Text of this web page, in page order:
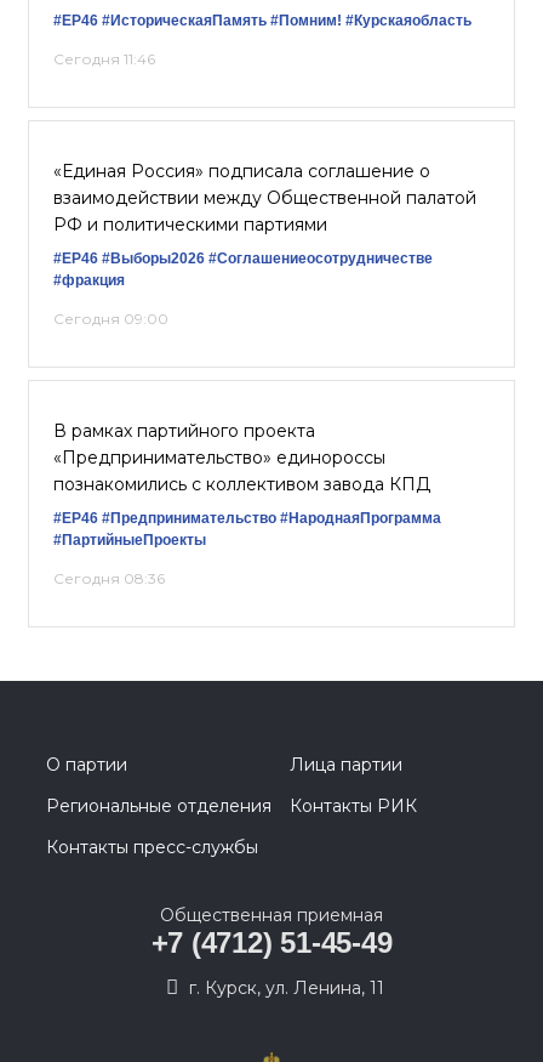
#ЕР46 #ИсторическаяПамять #Помним! #Курскаяобласть
Сегодня 11:46
«Единая Россия» подписала соглашение о
взаимодействии между Общественной палатой
РФ и политическими партиями
#ЕР46 #Выборы2026 #Соглашениеосотрудничестве
#фракция
Сегодня 09:00
В рамках партийного проекта
«Предпринимательство» единороссы
познакомились с коллективом завода КПД
#ЕР46 #Предпринимательство #НароднаяПрограмма
#ПартийныеПроекты
Сегодня 08:36
О партии
Лица партии
Региональные отделения
Контакты РИК
Контакты пресс-службы
Общественная приемная
+7 (4712) 51-45-49
г. Курск, ул. Ленина, 11